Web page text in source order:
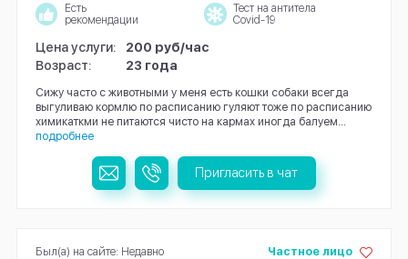
Есть
рекомендации
Тест на антитела
Covid-19
Цена услуги:
200 руб/час
Возраст:
23 года
Сижу часто с животными у меня есть кошки собаки всегда
выгуливаю кормлю по расписанию гуляют тоже по расписанию
химикаткми не питаются чисто на кармах иногда балуем...
подробнее
Пригласить в чат
Частное лицо
Был(а) на сайте: Недавно